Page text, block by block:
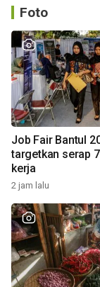
Foto
Job Fair Bantul
targetkan serap
kerja
2 jam lalu